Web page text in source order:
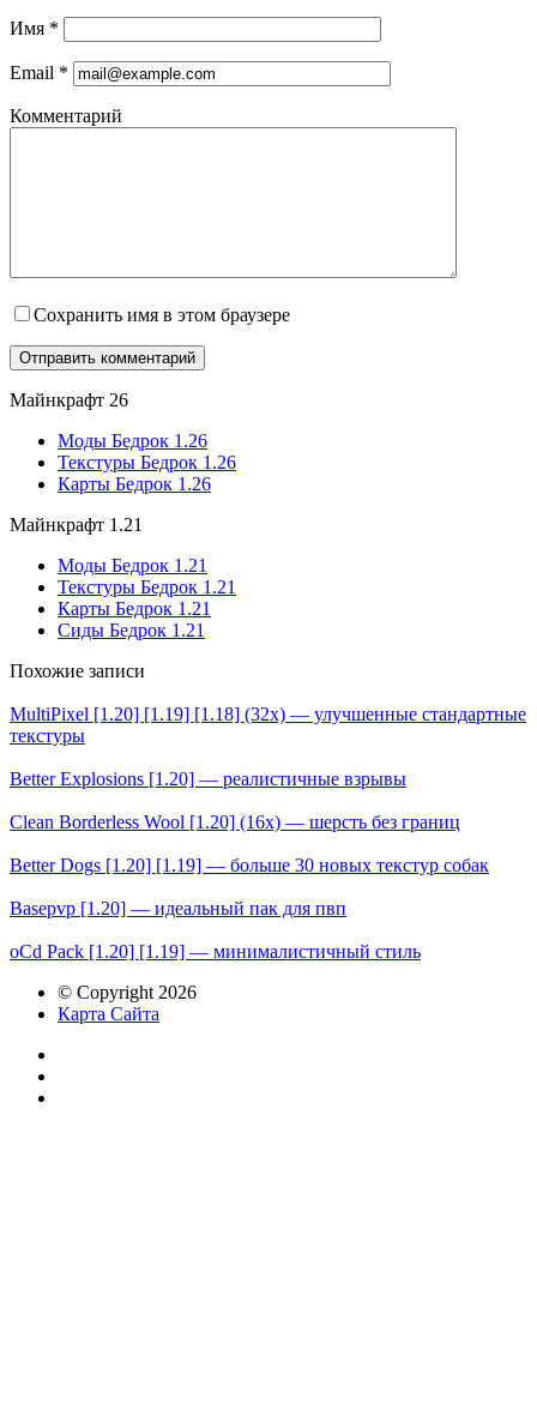
Имя *
Email *
Комментарий
Сохранить имя в этом браузере
Майнкрафт 26
Моды Бедрок 1.26
Текстуры Бедрок 1.26
Карты Бедрок 1.26
Майнкрафт 1.21
Моды Бедрок 1.21
Текстуры Бедрок 1.21
Карты Бедрок 1.21
Сиды Бедрок 1.21
Похожие записи
MultiPixel [1.20] [1.19] [1.18] (32x) — улучшенные стандартные
текстуры
Better Explosions [1.20] — реалистичные взрывы
Clean Borderless Wool [1.20] (16x) — шерсть без границ
Better Dogs [1.20] [1.19] — больше 30 новых текстур собак
Basepvp [1.20] — идеальный пак для пвп
oCd Pack [1.20] [1.19] — минималистичный стиль
© Copyright 2026
Карта Сайта